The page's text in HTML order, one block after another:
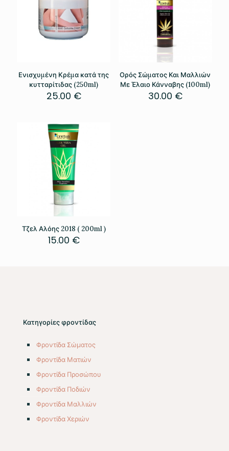
Ενισχυμένη Κρέμα κατά της
κυτταρίτιδας (250ml)
25.00 €
Ορός Σώματος Και Μαλλιών
Με Έλαιο Κάνναβης (100ml)
30.00 €
Τζελ Αλόης 2018 ( 200ml )
15.00 €
Κατηγορίες φροντίδας
Φροντίδα Σώματος
Φροντίδα Ματιών
Φροντίδα Προσώπου
Φροντίδα Ποδιών
Φροντίδα Μαλλιών
Φροντίδα Χεριών